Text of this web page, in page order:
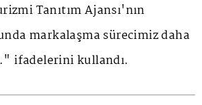
Tanıtım Ajansı'nın
markalaşma sürecimiz daha
ifadelerini kullandı.